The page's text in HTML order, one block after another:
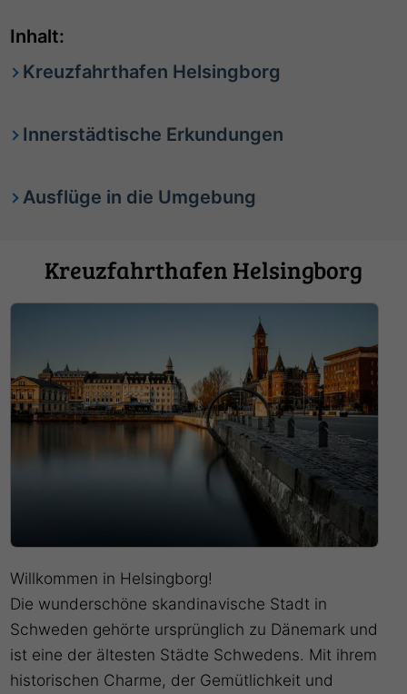
Inhalt:
Kreuzfahrthafen Helsingborg
Innerstädtische Erkundungen
Ausflüge in die Umgebung
Kreuzfahrthafen Helsingborg
Willkommen in Helsingborg!
Die wunderschöne skandinavische Stadt in
Schweden gehörte ursprünglich zu Dänemark und
ist eine der ältesten Städte Schwedens. Mit ihrem
historischen Charme, der Gemütlichkeit und